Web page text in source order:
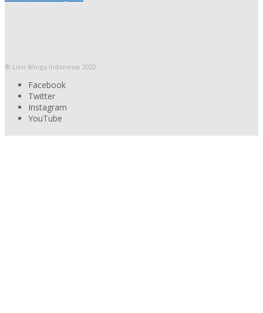
© Lion Wings Indonesia 2022
Facebook
Twitter
Instagram
YouTube